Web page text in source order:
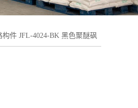
构件 JFL-4024-BK 黑色聚醚砜